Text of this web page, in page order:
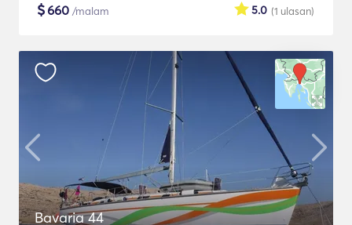
$660 /malam (1 ulasan)
5.0
Bavaria 44